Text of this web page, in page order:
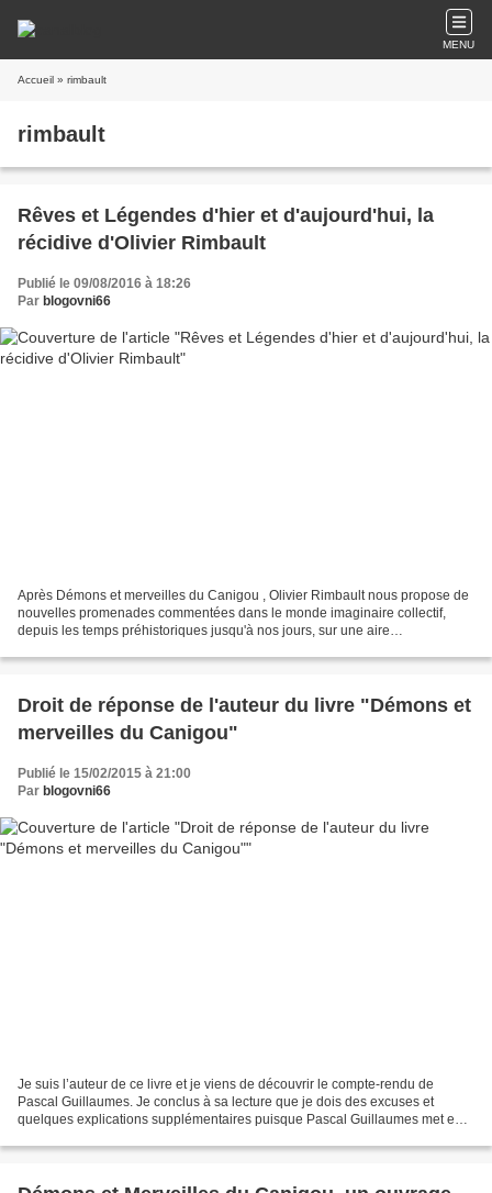
MENU
Accueil » rimbault
rimbault
Rêves et Légendes d'hier et d'aujourd'hui, la
récidive d'Olivier Rimbault
Publié le 09/08/2016 à 18:26
Par blogovni66
Après Démons et merveilles du Canigou , Olivier Rimbault nous propose de
nouvelles promenades commentées dans le monde imaginaire collectif,
depuis les temps préhistoriques jusqu'à nos jours, sur une aire
Droit de réponse de l'auteur du livre "Démons et
merveilles du Canigou"
Publié le 15/02/2015 à 21:00
Par blogovni66
Je suis l’auteur de ce livre et je viens de découvrir le compte-rendu de
Pascal Guillaumes. Je conclus à sa lecture que je dois des excuses et
quelques explications supplémentaires puisque Pascal Guillaumes met en